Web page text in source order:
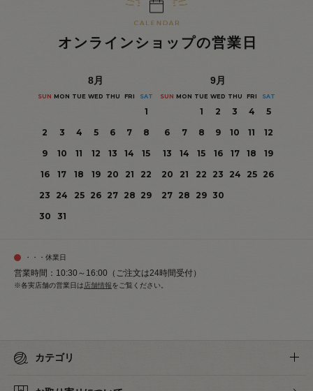
オンラインショップの営業日
8月
SUN MON TUE WED THU FRI SAT
1
2
3 4 5 6 7
8
9
10 11 12 13 14
15
16
17 18 19 20 21
22
23
24 25 26 27 28 29
30
31
9月
SUN MON TUE WED THU FRI SAT
1 2 3 4
5
6
7 8 9 10 11
12
13
14 15 16 17 18
19
20
21 22 23 24 25
26
27 28 29 30
・・・休業日
営業時間：10:30～16:00（ご注文は24時間受付）
※各実店舗の営業日は 店舗情報をご覧ください。
カテゴリ